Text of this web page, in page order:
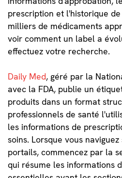
prescription et l'historique
milliers de médicaments
voir comment un label a
effectuez votre recherche.
Daily Med, géré par la
avec la FDA, publie un
produits dans un format
professionnels de santé
les informations de
soins. Lorsque vous
portails, commencez par la
qui résume les informations